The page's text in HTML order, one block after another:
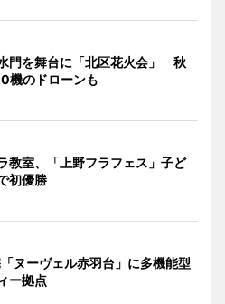
門を舞台に「北区花火会」 秋
機のドローンも
教室、「上野フラフェス」子ど
初優勝
ヌーヴェル赤羽台」に多機能型
ー拠点